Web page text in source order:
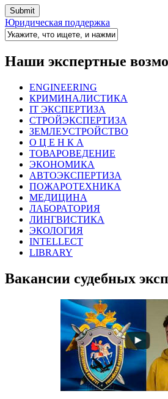
Юридическая поддержка
Наши экспертные
ENGINEERING
КРИМИНАЛИСТИКА
IT ЭКСПЕРТИЗА
СТРОЙЭКСПЕРТИЗА
ЗЕМЛЕУСТРОЙСТВО
О Ц Е Н К А
ТОВАРОВЕДЕНИЕ
ЭКОНОМИКА
АВТОЭКСПЕРТИЗА
ПОЖАРОТЕХНИКА
МЕДИЦИНА
ЛАБОРАТОРИЯ
ЛИНГВИСТИКА
ЭКОЛОГИЯ
INTELLECT
LIBRARY
Вакансии судебных